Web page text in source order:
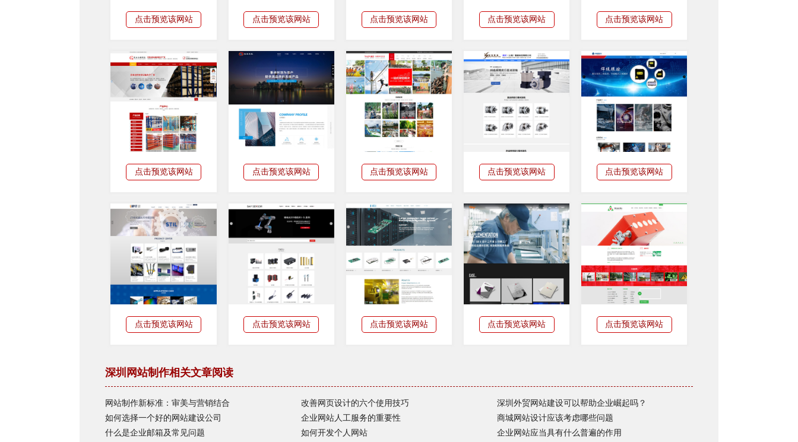
点击预览该网站 点击预览该网站 点击预览该网站 点击预览该网站 点击预览该网站
点击预览该网站 点击预览该网站 点击预览该网站 点击预览该网站 点击预览该网站
点击预览该网站 点击预览该网站 点击预览该网站 点击预览该网站 点击预览该网站
深圳网站制作相关文章阅读
网站制作新标准：审美与营销结合 改善网页设计的六个使用技巧
深圳外贸网站建设可以帮助企业崛起吗？
如何选择一个好的网站建设公司
企业网站人工服务的重要性
商城网站设计应该考虑哪些问题
什么是企业邮箱及常见问题
如何开发个人网站
企业网站应当具有什么普遍的作用